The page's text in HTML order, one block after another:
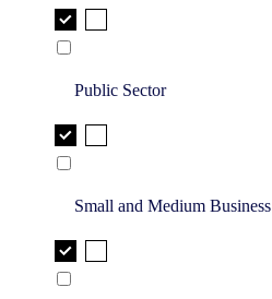
Public Sector
Small and Medium Business